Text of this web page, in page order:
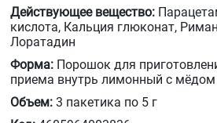
Действующее вещество:
кислота, Кальция глюконат,
Лоратадин
Форма: Порошок для
приема внутрь лимонный с мёдом
Объем: 3 пакетика по 5 г